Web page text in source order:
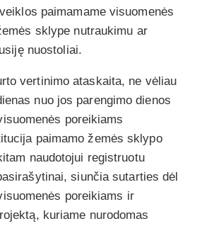
paimamame visuomenės
sklype nutraukimu ar
nuostoliai.
vertinimo ataskaita, ne vėliau
nuo jos parengimo dienos
poreikiams
paimamo žemės sklypo
naudotojui registruotu
siunčia sutarties dėl
poreikiams ir
kuriame nurodomas